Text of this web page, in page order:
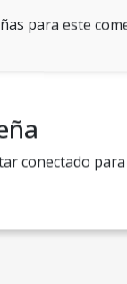
para este
conectado